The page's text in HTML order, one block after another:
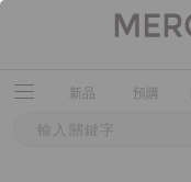
新品 預購